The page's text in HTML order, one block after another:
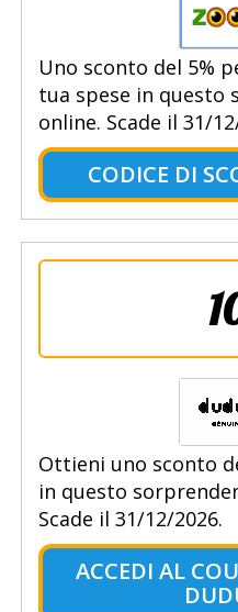
Uno sconto del 5%
tua spese in questo
online. Scade il 31/
CODICE DI
Ottieni uno sconto
in questo
Scade il 31/12/2026.
ACCEDI AL